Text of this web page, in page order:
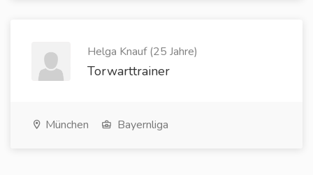
Helga Knauf (25 Jahre)
Torwarttrainer
München Bayernliga